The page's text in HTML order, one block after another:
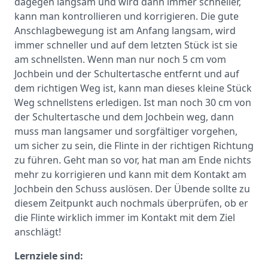
kann man kontrollieren und korrigieren. Die gute
Anschlagbewegung ist am Anfang langsam, wird
immer schneller und auf dem letzten Stück ist sie
am schnellsten. Wenn man nur noch 5 cm vom
Jochbein und der Schultertasche entfernt und auf
dem richtigen Weg ist, kann man dieses kleine Stück
Weg schnellstens erledigen. Ist man noch 30 cm von
der Schultertasche und dem Jochbein weg, dann
muss man langsamer und sorgfältiger vorgehen,
um sicher zu sein, die Flinte in der richtigen Richtung
zu führen. Geht man so vor, hat man am Ende nichts
mehr zu korrigieren und kann mit dem Kontakt am
Jochbein den Schuss auslösen. Der Übende sollte zu
diesem Zeitpunkt auch nochmals überprüfen, ob er
die Flinte wirklich immer im Kontakt mit dem Ziel
anschlägt!
Lernziele sind: